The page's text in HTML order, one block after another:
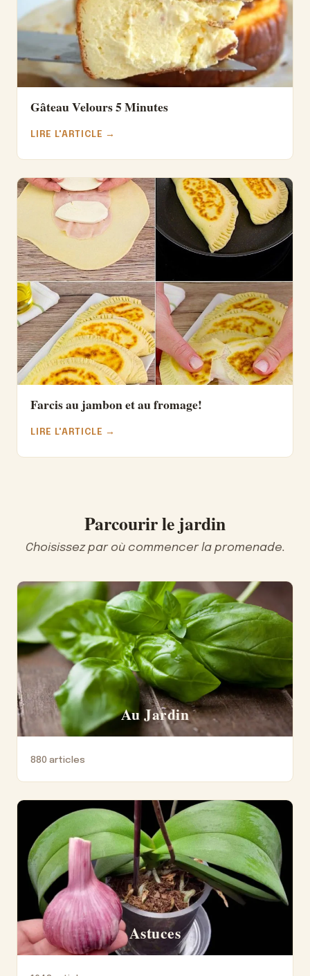
Gâteau Velours 5 Minutes
LIRE L'ARTICLE →
Farcis au jambon et au fromage!
LIRE L'ARTICLE →
Parcourir le jardin
Choisissez par où commencer la promenade.
Au Jardin
880 articles
Astuces